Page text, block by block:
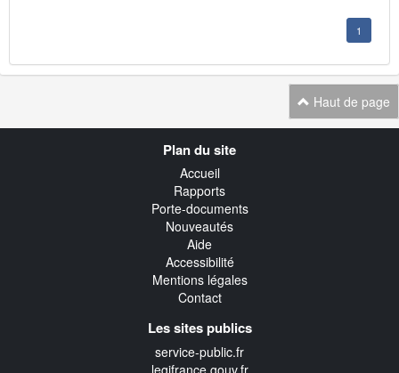
1
Haut de page
Plan du site
Accueil
Rapports
Porte-documents
Nouveautés
Aide
Accessibilité
Mentions légales
Contact
Les sites publics
service-public.fr
legifrance.gouv.fr